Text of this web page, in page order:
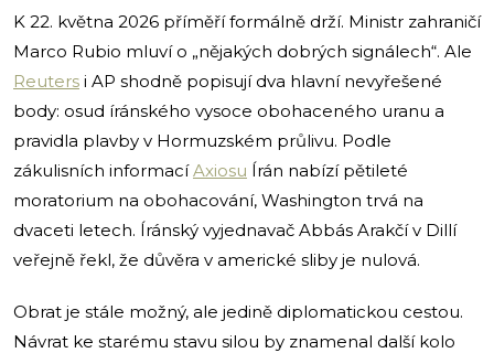
K 22. května 2026 příměří formálně drží. Ministr zahraničí
Marco Rubio mluví o „nějakých dobrých signálech“. Ale
Reuters i AP shodně popisují dva hlavní nevyřešené
body: osud íránského vysoce obohaceného uranu a
pravidla plavby v Hormuzském průlivu. Podle
zákulisních informacíAxiosu Írán nabízí pětileté
moratorium na obohacování, Washington trvá na
dvaceti letech. Íránský vyjednavač Abbás Arakčí v Dillí
veřejně řekl, že důvěra v americké sliby je nulová.
Obrat je stále možný, ale jedině diplomatickou cestou.
Návrat ke starému stavu silou by znamenal další kolo